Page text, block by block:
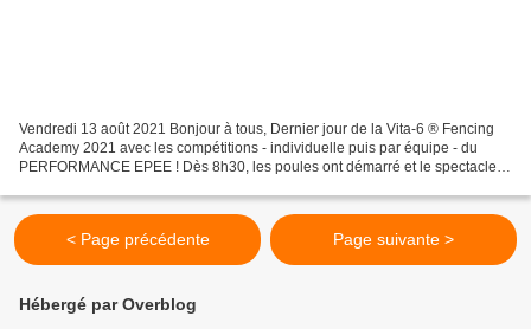
Vendredi 13 août 2021 Bonjour à tous, Dernier jour de la Vita-6 ® Fencing
Academy 2021 avec les compétitions - individuelle puis par équipe - du
PERFORMANCE EPEE ! Dès 8h30, les poules ont démarré et le spectacle
< Page précédente Page suivante >
Hébergé par Overblog